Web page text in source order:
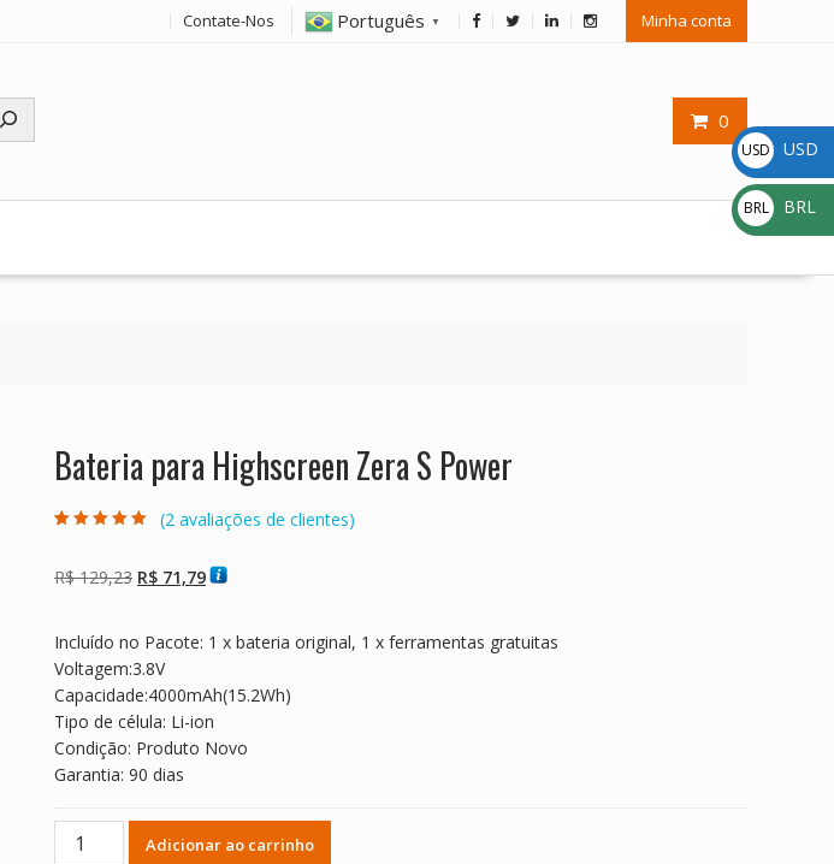
Contate-Nos Português ▼ Minha conta
0
Bateria para Highscreen Zera S Power
baseado em
avaliações de
(2 avaliações de clientes)
R$129,23 O
era:
R$ 129,23.
R$ 71,79O
é:
Incluído no Pacote: 1 x bateria original, 1 x ferramentas gratuitas
Voltagem:3.8V
Capacidade:4000mAh(15.2Wh)
Tipo de célula: Li-ion
Condição: Produto Novo
Garantia: 90 dias
Bateria
para
Adicionar ao carrinho
USD
$
USD
BRL
R$
BRL